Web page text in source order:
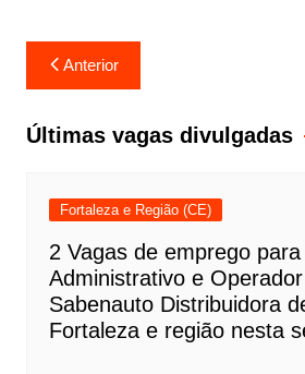
Navegação
de
Post
Anterior
Últimas vagas divulgadas
Fortaleza e Região (CE)
2 Vagas de emprego para
Administrativo e
Sabenauto Distribuidora
Fortaleza e região nesta